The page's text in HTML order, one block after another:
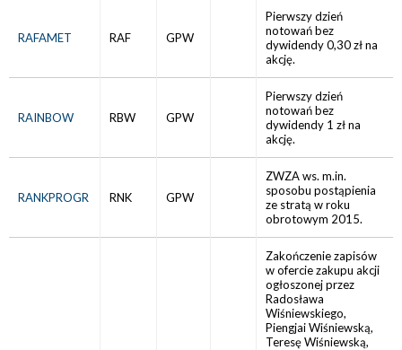
RAFAMET RAF GPW
Pierwszy dzień
notowań bez
dywidendy 0,30 zł na
akcję.
RAINBOW RBW GPW
Pierwszy dzień
notowań bez
dywidendy 1 zł na
akcję.
RANKPROGR RNK GPW
ZWZA ws. m.in.
sposobu postąpienia
ze stratą w roku
obrotowym 2015.
Zakończenie zapisów
w ofercie zakupu akcji
ogłoszonej przez
Radosława
Wiśniewskiego,
Piengjai Wiśniewską,
Teresę Wiśniewską,